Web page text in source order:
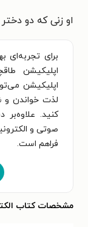
او زنی که دو
برای تجربه‌ای
اپلیکیشن
اپلیکیشن
لذت خواندن و
کنید.
صوتی و
فراهم است.
مشخصات کتاب